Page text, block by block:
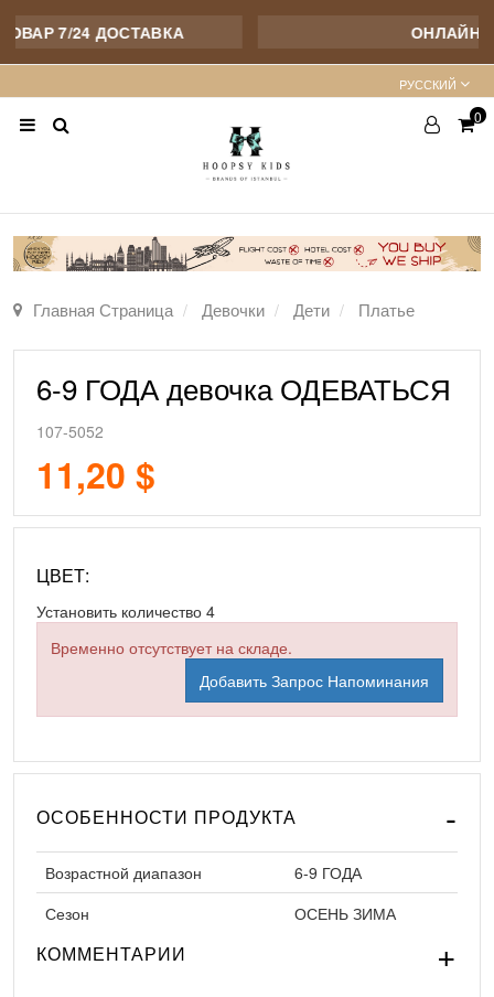
7/24 ДОСТАВКА ОНЛАЙН
PУССКИЙ
0
Главная Страница Девочки Дети Платье
6-9 ГОДА девочка ОДЕВАТЬСЯ
107-5052
11,20 $
ЦВЕТ:
Установить количество 4
Временно отсутствует на складе.
Добавить Запрос Напоминания
ОСОБЕННОСТИ ПРОДУКТА
Возрастной диапазон
6-9 ГОДА
Сезон
ОСЕНЬ ЗИМА
КОММЕНТАРИИ